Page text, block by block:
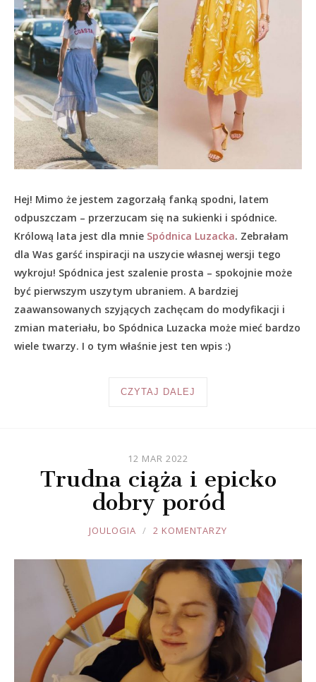
Hej! Mimo że jestem zagorzałą fanką spodni, latem
odpuszczam – przerzucam się na sukienki i spódnice.
Królową lata jest dla mnie Spódnica Luzacka. Zebrałam
dla Was garść inspiracji na uszycie własnej wersji tego
wykroju! Spódnica jest szalenie prosta – spokojnie może
być pierwszym uszytym ubraniem. A bardziej
zaawansowanych szyjących zachęcam do modyfikacji i
zmian materiału, bo Spódnica Luzacka może mieć bardzo
wiele twarzy. I o tym właśnie jest ten wpis :)
CZYTAJ DALEJ
12 MAR 2022
Trudna ciąża i epicko
dobry poród
JOULE
JOULOGIA 2 KOMENTARZY